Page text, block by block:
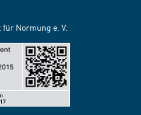
Normung e. V.